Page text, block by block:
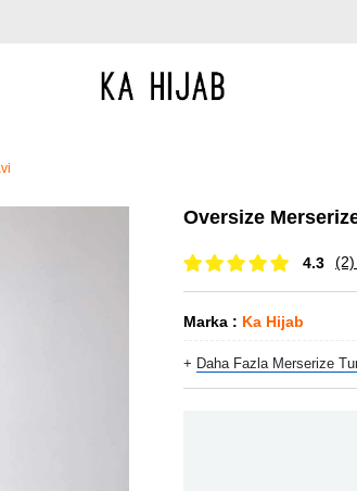
Oversize
4.3 (2)
Marka : Ka Hijab
+ Daha Fazla Merserize